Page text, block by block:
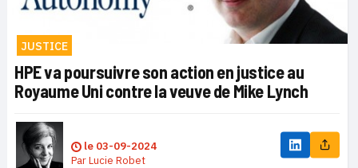
JUSTICE
HPE va poursuivre son action en justice au
Royaume Uni contre la veuve de Mike Lynch
le 03-09-2024
ParLucie Robet